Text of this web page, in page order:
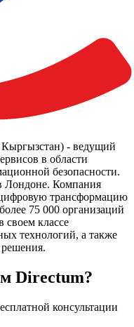
- ведущий
в области
безопасности.
Лондоне. Компания
цифровую трансформацию
75 000 организаций
своем классе
технологий, а также
решения.
Directum?
консультации